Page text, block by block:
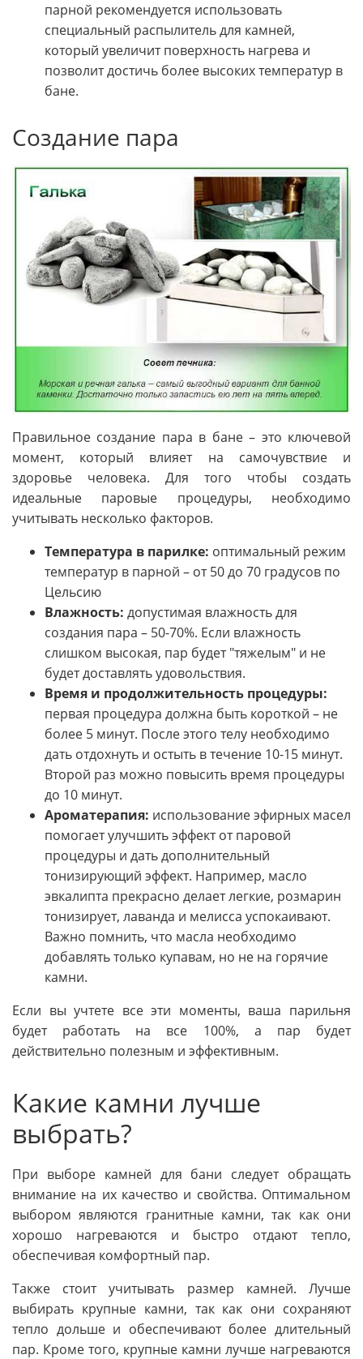
парной рекомендуется использовать
специальный распылитель для камней,
который увеличит поверхность нагрева и
позволит достичь более высоких температур в
бане.
Создание пара
Правильное создание пара в бане – это ключевой
момент, который влияет на самочувствие и
здоровье человека. Для того чтобы создать
идеальные паровые процедуры, необходимо
учитывать несколько факторов.
Температура в парилке: оптимальный режим
температур в парной – от 50 до 70 градусов по
Цельсию
Влажность: допустимая влажность для
создания пара – 50-70%. Если влажность
слишком высокая, пар будет "тяжелым" и не
будет доставлять удовольствия.
Время и продолжительность процедуры:
первая процедура должна быть короткой – не
более 5 минут. После этого телу необходимо
дать отдохнуть и остыть в течение 10-15 минут.
Второй раз можно повысить время процедуры
до 10 минут.
Ароматерапия: использование эфирных масел
помогает улучшить эффект от паровой
процедуры и дать дополнительный
тонизирующий эффект. Например, масло
эвкалипта прекрасно делает легкие, розмарин
тонизирует, лаванда и мелисса успокаивают.
Важно помнить, что масла необходимо
добавлять только купавам, но не на горячие
камни.
Если вы учтете все эти моменты, ваша парильня
будет работать на все 100%, а пар будет
действительно полезным и эффективным.
Какие камни лучше
выбрать?
При выборе камней для бани следует обращать
внимание на их качество и свойства. Оптимальном
выбором являются гранитные камни, так как они
хорошо нагреваются и быстро отдают тепло,
обеспечивая комфортный пар.
Также стоит учитывать размер камней. Лучше
выбирать крупные камни, так как они сохраняют
тепло дольше и обеспечивают более длительный
пар. Кроме того, крупные камни лучше нагреваются